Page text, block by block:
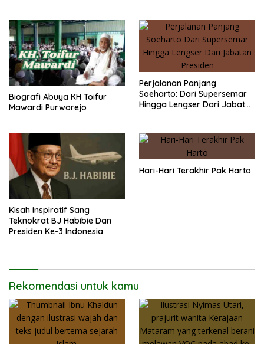
Biografi Abuya KH Toifur
Mawardi Purworejo
Perjalanan Panjang
Soeharto: Dari Supersemar
Hingga Lengser Dari Jabatan
Kisah Inspiratif Sang
Teknokrat BJ Habibie Dan
Presiden Ke-3 Indonesia
Hari-Hari Terakhir Pak Harto
Rekomendasi untuk kamu